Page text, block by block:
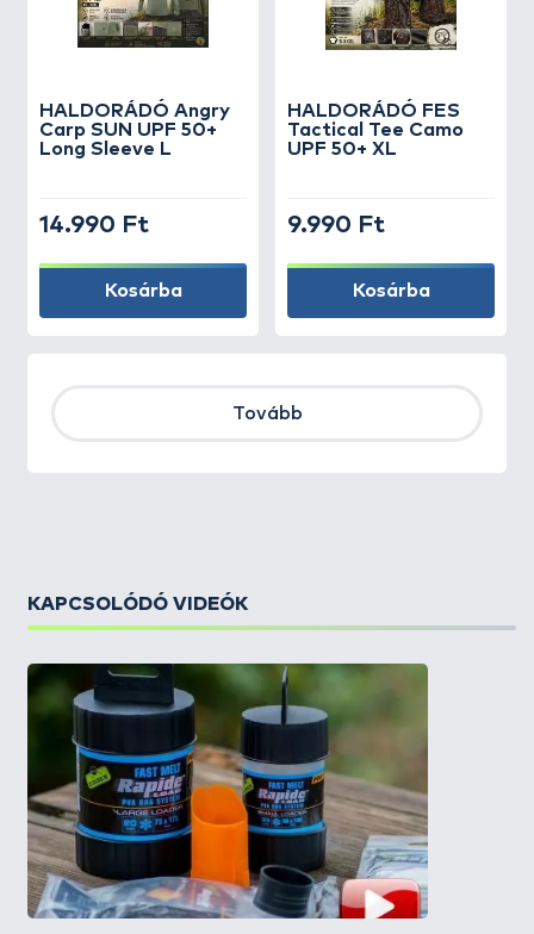
HALDORÁDÓ Angry
Carp SUN UPF 50+
Long Sleeve L
14.990 Ft
Kosárba
HALDORÁDÓ FES
Tactical Tee Camo
UPF 50+ XL
9.990 Ft
Kosárba
Tovább
KAPCSOLÓDÓ VIDEÓK